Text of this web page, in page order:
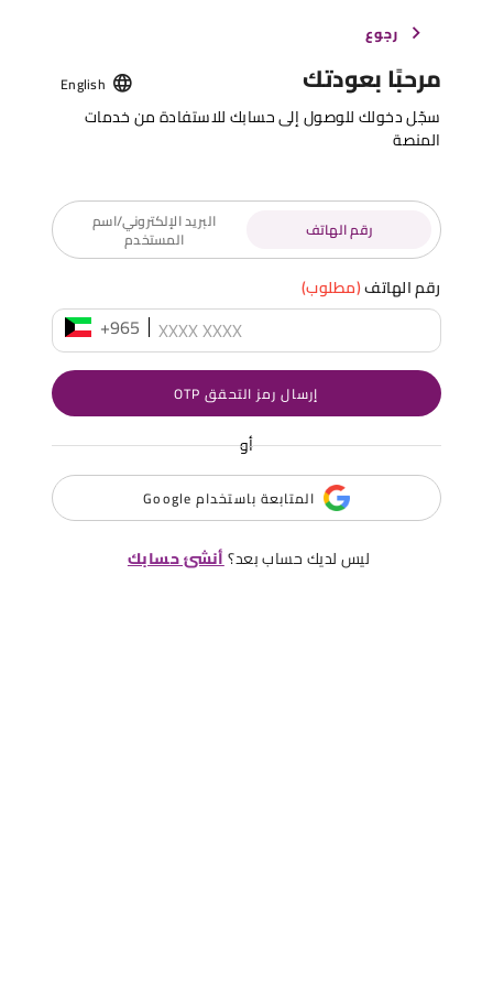
رجوع
مرحبًا بعودتك English
سجّل دخولك للوصول إلى حسابك للاستفادة من خدمات
المنصة
رقم الهاتف البريد الإلكتروني/اسم
المستخدم
رقم الهاتف(مطلوب)
+965
إرسال رمز التحقق OTP
أو
المتابعة باستخدام Google
ليس لديك حساب بعد؟أنشئ حسابك